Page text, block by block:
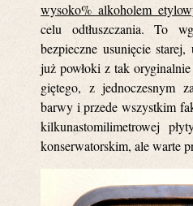
wysoko% alkoholem
celu odtłuszczania. To
bezpieczne usunięcie
już powłoki z tak
giętego, z jednoczesnym
barwy i przede wszystkim
kilkunastomilimetrowej
konserwatorskim, ale warte